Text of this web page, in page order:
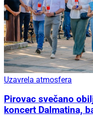
Uzavrela atmosfera
Pirovac svečano
koncert Dalmatina,